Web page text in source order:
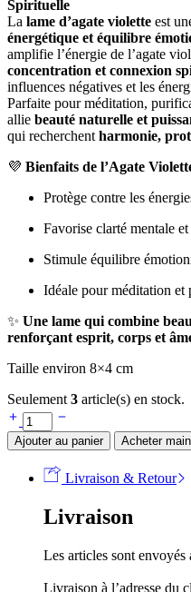
Spirituelle
La lame d’agate violette est
énergétique et équilibre
amplifie l’énergie de l’agate
concentration et connexion
influences négatives et les
Parfaite pour méditation,
allie beauté naturelle et
qui recherchent harmonie,
💜 Bienfaits de l’Agate
Protège contre les
Favorise clarté mentale
Stimule équilibre
Idéale pour méditation et
✨ Une lame qui combine
renforçant esprit, corps et
Taille environ 8×4 cm
Seulement 3 article(s) en stock.
Ajouter au panier Acheter
Livraison & Retour
Livraison
Les articles sont
Livraison à l’adresse du